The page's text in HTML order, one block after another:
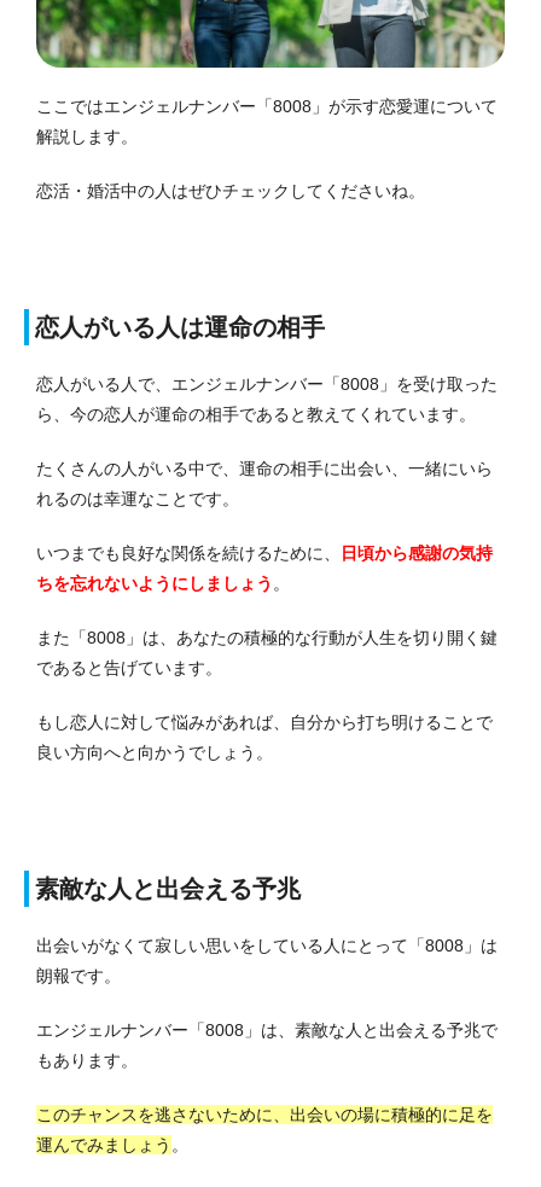
ここではエンジェルナンバー「8008」が示す恋愛運について
解説します。
恋活・婚活中の人はぜひチェックしてくださいね。
恋人がいる人は運命の相手
恋人がいる人で、エンジェルナンバー「8008」を受け取った
ら、今の恋人が運命の相手であると教えてくれています。
たくさんの人がいる中で、運命の相手に出会い、一緒にいら
れるのは幸運なことです。
いつまでも良好な関係を続けるために、
日頃から感謝の気持
ちを忘れないようにしましょう 。
また「8008」は、あなたの積極的な行動が人生を切り開く鍵
であると告げています。
もし恋人に対して悩みがあれば、自分から打ち明けることで
良い方向へと向かうでしょう。
素敵な人と出会える予兆
出会いがなくて寂しい思いをしている人にとって「8008」は
朗報です。
エンジェルナンバー「8008」は、素敵な人と出会える予兆で
もあります。
このチャンスを逃さないために、出会いの場に積極的に足を
運んでみましょう 。